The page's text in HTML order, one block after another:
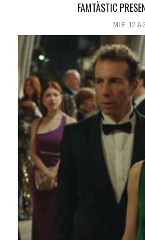
FAMTÀSTIC
MIÉ 12